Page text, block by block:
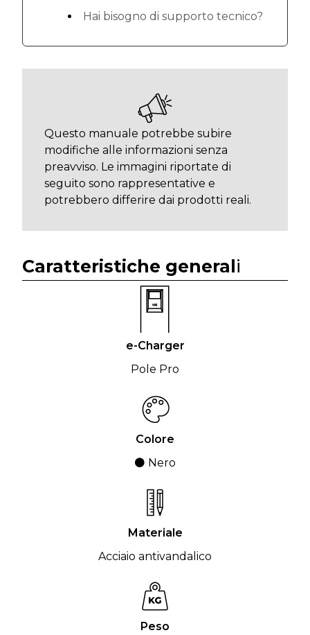
Hai bisogno di supporto tecnico?
Questo manuale potrebbe subire
modifiche alle informazioni senza
preavviso. Le immagini riportate di
seguito sono rappresentative e
potrebbero differire dai prodotti reali.
Caratteristiche generali
e-Charger
Pole Pro
Colore
⚫ Nero
Materiale
Acciaio antivandalico
Peso